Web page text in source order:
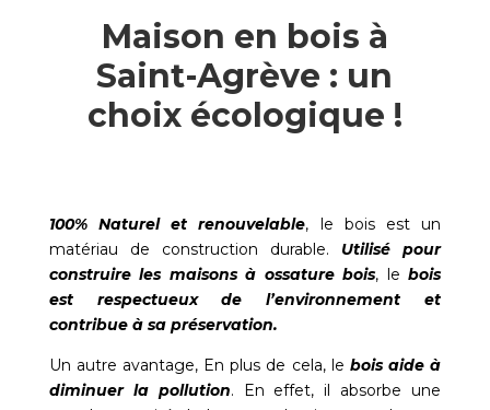
Maison en bois à
Saint-Agrève : un
choix écologique !
100% Naturel et renouvelable, le bois est un
matériau de construction durable. Utilisé pour
construire les maisons à ossature bois, lebois
est respectueux de l’environnement et
contribue à sa préservation.
Un autre avantage, En plus de cela, le bois aide à
diminuer la pollution. En effet, il absorbe une